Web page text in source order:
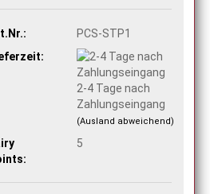
PCS-STP1
2-4 Tage nach
Zahlungseingang
(Ausland abweichend)
5